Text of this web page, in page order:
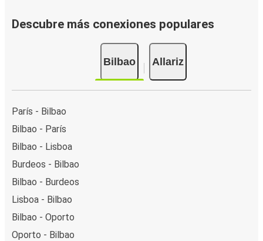
Descubre más conexiones populares
Bilbao Allariz
París - Bilbao
Bilbao - París
Bilbao - Lisboa
Burdeos - Bilbao
Bilbao - Burdeos
Lisboa - Bilbao
Bilbao - Oporto
Oporto - Bilbao